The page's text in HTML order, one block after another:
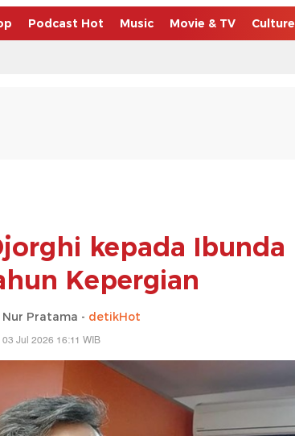
Podcast Hot Music Movie & TV Culture
kepada Ibunda
Kepergian
Pratama - detikHot
Jul 2026 16:11 WIB